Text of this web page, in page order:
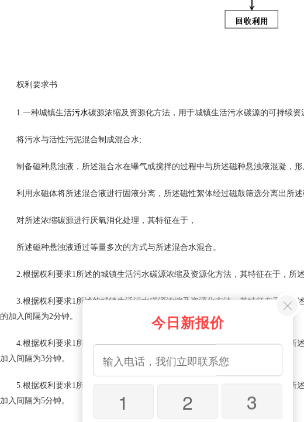
权利要求书
1.一种城镇生活污水碳源浓缩及资源化方法，用于城镇生活污水碳源的可持续资
将污水与活性污泥混合制成混合水;
制备磁种悬浊液，所述混合水在曝气或搅拌的过程中与所述磁种悬浊液混凝，形
利用永磁体将所述混合液进行固液分离，所述磁性絮体经过磁鼓筛选分离出所述
对所述浓缩碳源进行厌氧消化处理，其特征在于，
所述磁种悬浊液通过等量多次的方式与所述混合水混合。
2.根据权利要求1所述的城镇生活污水碳源浓缩及资源化方法，其特征在于，所述
3.根据权利要求1所述的城镇生活污水碳源浓缩及资源化方法，其特征在于，所
的加入间隔为2分钟。
4.根据权利要求1所述的城镇生活污水碳源浓缩及资源化方法，其特征在于，所
加入间隔为3分钟。
5.根据权利要求1所述的城镇生活污水碳源浓缩及资源化方法，其特征在于，所
加入间隔为5分钟。
今日新报价
1 2
3